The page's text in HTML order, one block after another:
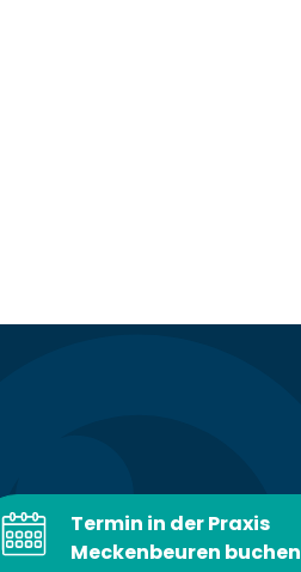
Termin in der Praxis
Meckenbeuren buchen